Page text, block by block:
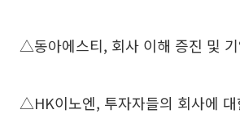
△동아에스티, 회사 이해 증진 및
△HK이노엔, 투자자들의 회사에 대